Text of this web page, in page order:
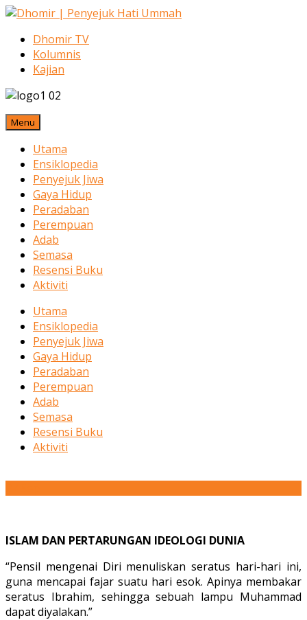
Dhomir TV
Kolumnis
Kajian
Menu
Utama
Ensiklopedia
Penyejuk Jiwa
Gaya Hidup
Peradaban
Perempuan
Adab
Semasa
Resensi Buku
Aktiviti
Utama
Ensiklopedia
Penyejuk Jiwa
Gaya Hidup
Peradaban
Perempuan
Adab
Semasa
Resensi Buku
Aktiviti
ISLAM DAN PERTARUNGAN IDEOLOGI DUNIA
“Pensil mengenai Diri menuliskan seratus hari-hari ini,
guna mencapai fajar suatu hari esok. Apinya membakar
seratus Ibrahim, sehingga sebuah lampu Muhammad
dapat diyalakan.”